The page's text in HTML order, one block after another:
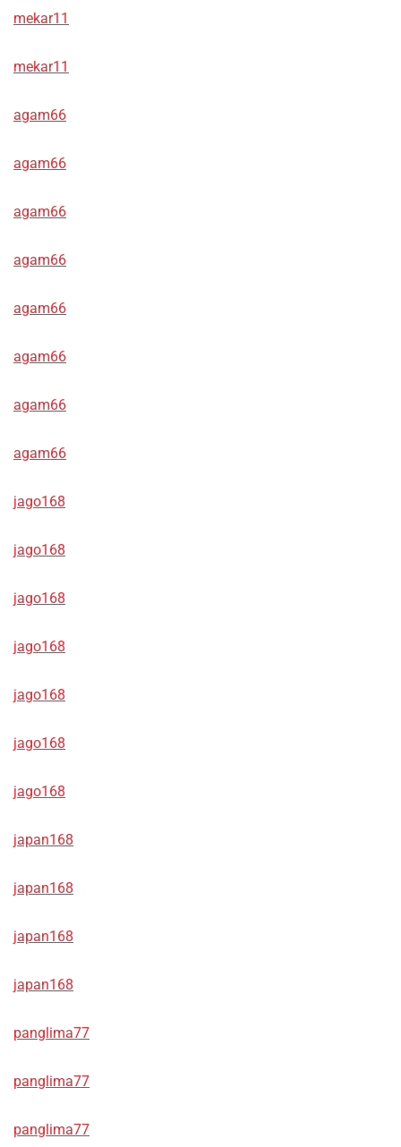
mekar11
mekar11
agam66
agam66
agam66
agam66
agam66
agam66
agam66
agam66
jago168
jago168
jago168
jago168
jago168
jago168
jago168
japan168
japan168
japan168
japan168
panglima77
panglima77
panglima77